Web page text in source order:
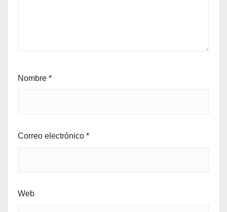
Nombre *
Correo electrónico *
Web